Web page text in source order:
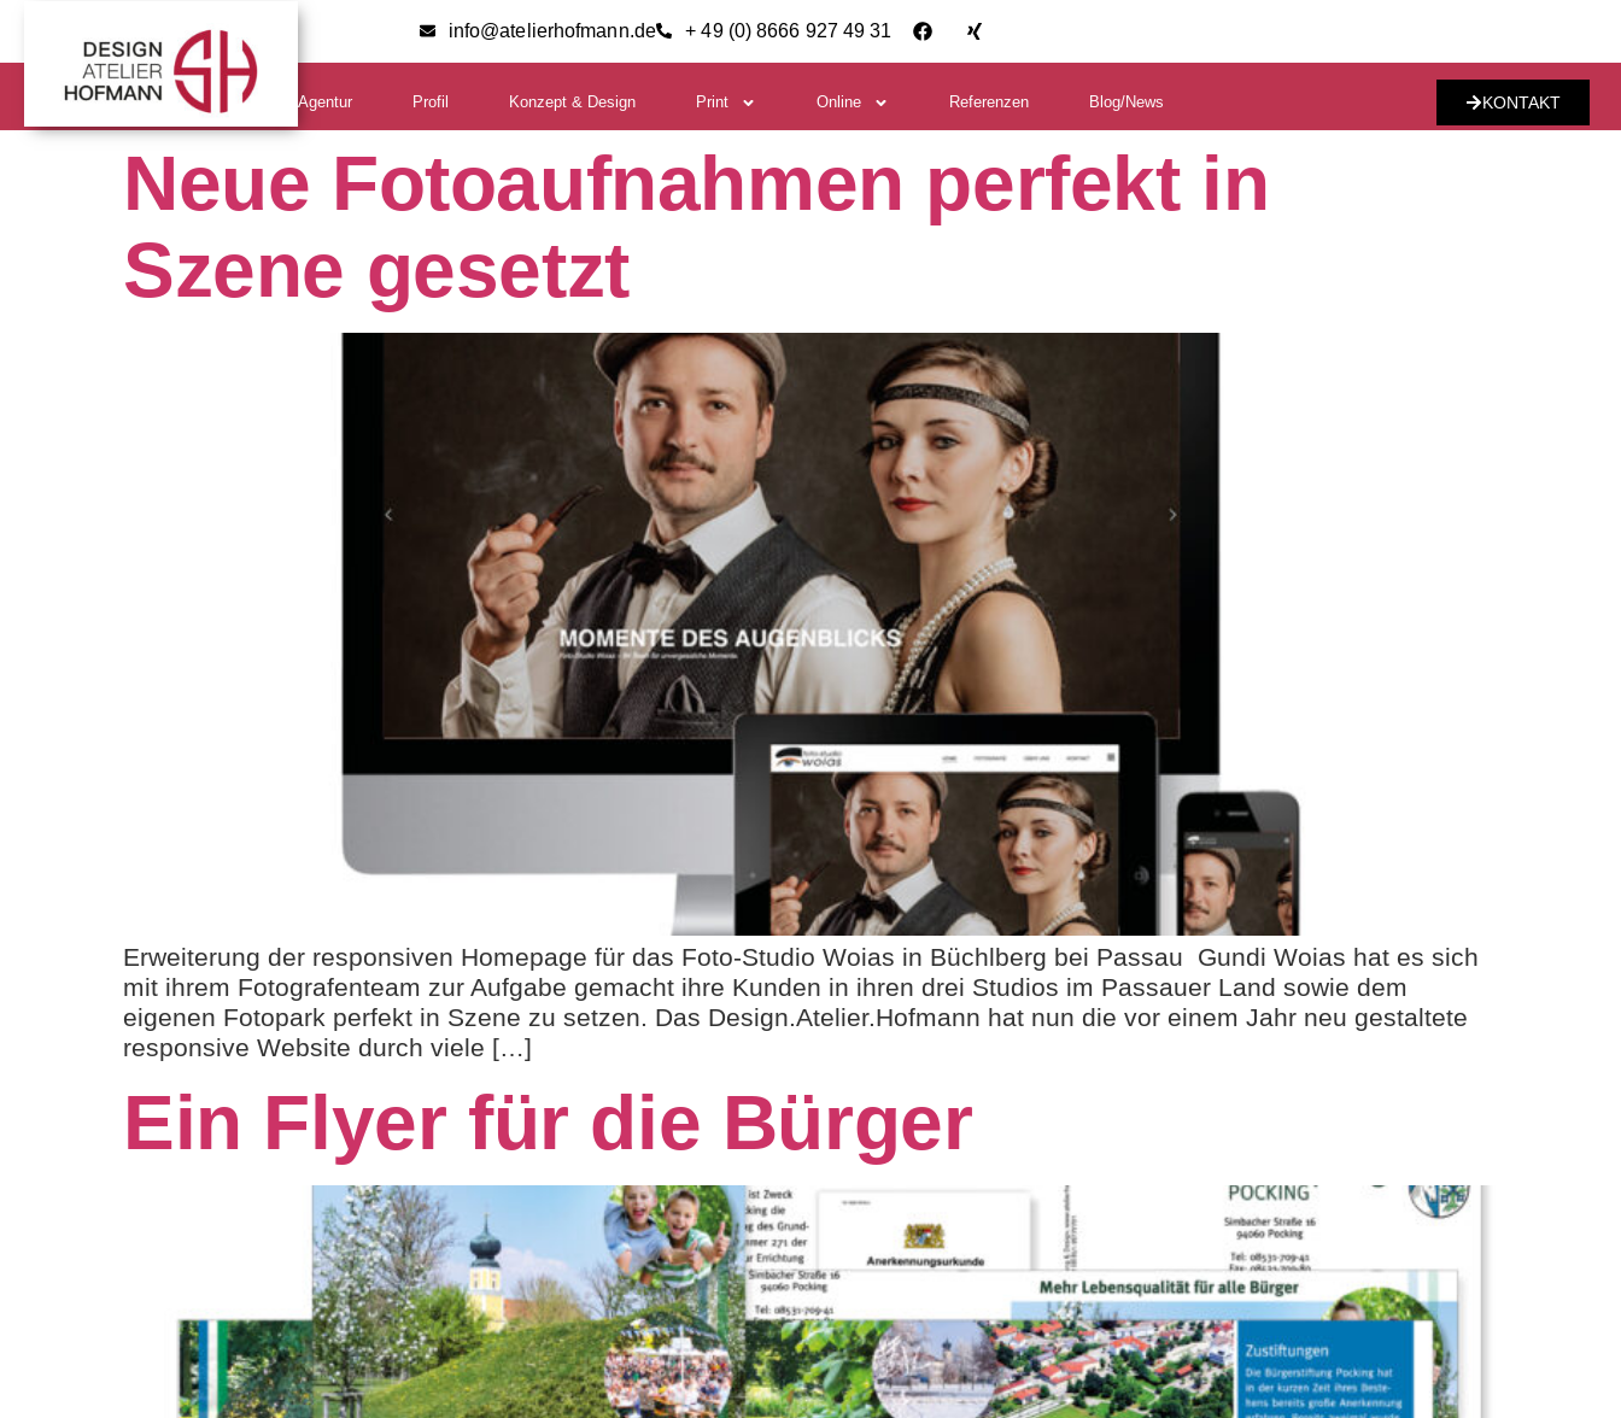
info@atelierhofmann.de + 49 (0) 8666 927 49 31
KONTAKT
Agentur Profil Konzept & Design Print Online Referenzen Blog/News
Neue Fotoaufnahmen perfekt in
Szene gesetzt
Erweiterung der responsiven Homepage für das Foto-Studio Woias in Büchlberg bei Passau Gundi Woias hat es sich
mit ihrem Fotografenteam zur Aufgabe gemacht ihre Kunden in ihren drei Studios im Passauer Land sowie dem
eigenen Fotopark perfekt in Szene zu setzen. Das Design.Atelier.Hofmann hat nun die vor einem Jahr neu gestaltete
responsive Website durch viele […]
Ein Flyer für die Bürger